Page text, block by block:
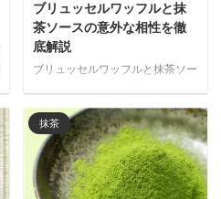
ブリュッセルワッフルと抹
茶ソースの意外な相性を徹
底解説
ブリュッセルワッフルと抹茶ソー
苦い抹茶が濃厚な甘さを引き締
め、世界で注目される和洋折衷の
新しい味わいの魅力をご紹介しま
す。
抹茶